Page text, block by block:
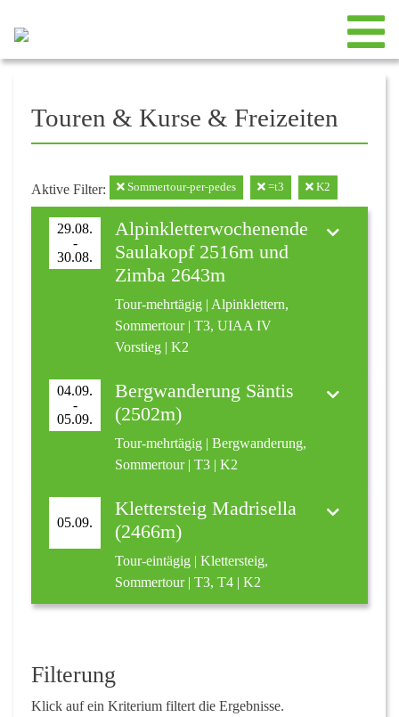
Touren & Kurse & Freizeiten
Aktive Filter: Sommertour-per-pedes =t3 K2
29.08.
-
30.08.
Alpinkletterwochenende
Saulakopf 2516m und
Zimba 2643m
Tour-mehrtägig | Alpinklettern,
Sommertour | T3, UIAA IV
Vorstieg | K2
04.09.
-
05.09.
Bergwanderung Säntis
(2502m)
Tour-mehrtägig | Bergwanderung,
Sommertour | T3 | K2
05.09.
Klettersteig Madrisella
(2466m)
Tour-eintägig | Klettersteig,
Sommertour | T3, T4 | K2
Filterung
Klick auf ein Kriterium filtert die Ergebnisse.